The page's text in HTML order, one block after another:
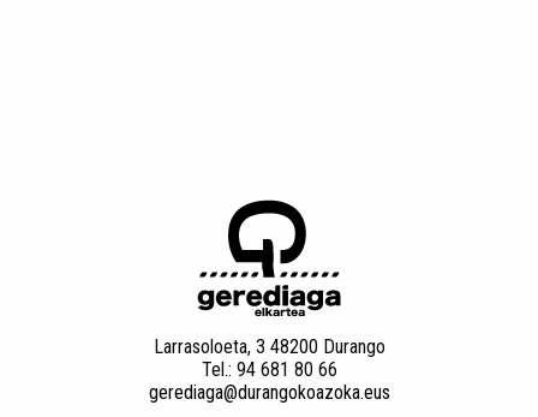
Larrasoloeta, 3 48200 Durango
Tel.: 94 681 80 66
gerediaga@durangokoazoka.eus